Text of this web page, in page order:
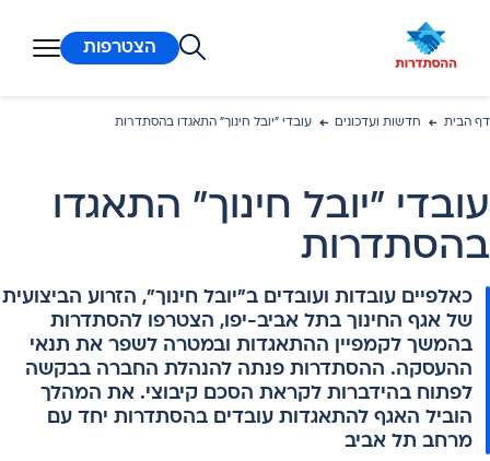
מרכזי
הצטרפות
דף הבית חדשות ועדכונים עובדי "יובל חינוך" התאגדו בהסתדרות
עובדי "יובל חינוך" התאגדו
בהסתדרות
כאלפיים עובדות ועובדים ב"יובל חינוך", הזרוע הביצועית
של אגף החינוך בתל אביב-יפו, הצטרפו להסתדרות
בהמשך לקמפיין ההתאגדות ובמטרה לשפר את תנאי
ההעסקה. ההסתדרות פנתה להנהלת החברה בבקשה
לפתוח בהידברות לקראת הסכם קיבוצי. את המהלך
הוביל האגף להתאגדות עובדים בהסתדרות יחד עם
מרחב תל אביב